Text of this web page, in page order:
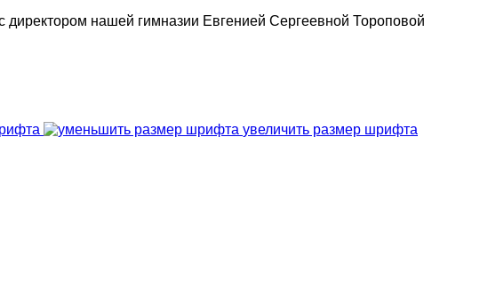
директором нашей гимназии Евгенией Сергеевной Тороповой
увеличить размер шрифта